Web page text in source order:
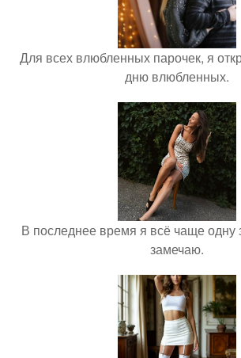
Для всех влюбленных парочек, я
дню влюбленных.
В последнее время я всё чаще одну
замечаю.